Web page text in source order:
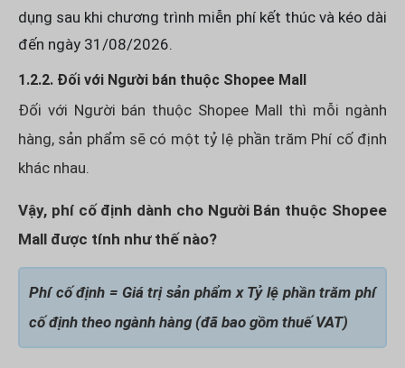
dụng sau khi chương trình miễn phí kết thúc và kéo dài
đến ngày 31/08/2026.
1.2.2. Đối với Người bán thuộc Shopee Mall
Đối với Người bán thuộc Shopee Mall thì mỗi ngành
hàng, sản phẩm sẽ có một tỷ lệ phần trăm Phí cố định
khác nhau.
Vậy, phí cố định dành cho Người Bán thuộc Shopee
Mall được tính như thế nào?
Phí cố định = Giá trị sản phẩm x Tỷ lệ phần trăm phí
cố định theo ngành hàng (đã bao gồm thuế VAT)